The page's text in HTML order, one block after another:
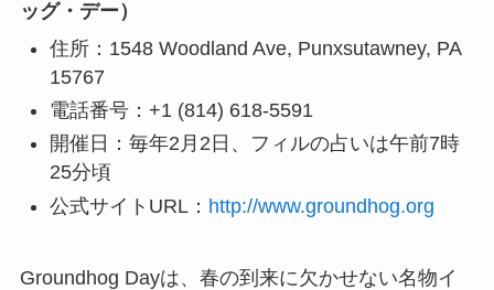
ッグ・デー）
住所：1548 Woodland Ave, Punxsutawney, PA
15767
電話番号：+1 (814) 618-5591
開催日：毎年2月2日、フィルの占いは午前7時
25分頃
公式サイトURL： http://www.groundhog.org
Groundhog Dayは、春の到来に欠かせない名物イ